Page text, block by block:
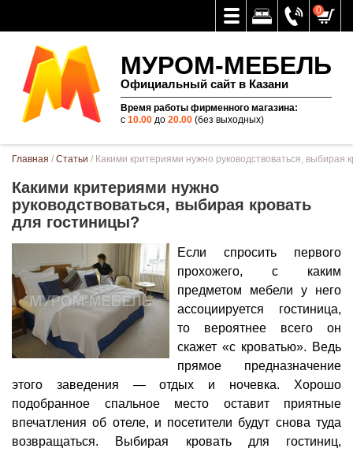
0
МУРОМ-МЕБЕЛЬ
Официальный сайт в Казани
Время работы фирменного магазина:
с 10.00до 20.00(без выходных)
Вы здесь
Главная / Статьи / Какими критериями нужно руководствоваться, выбирая
Какими критериями нужно
руководствоваться, выбирая кровать
для гостиницы?
Если спросить первого
прохожего, с каким
предметом мебели у него
ассоциируется гостиница,
то вероятнее всего он
скажет «с кроватью». Ведь
прямое предназначение
этого заведения — отдых и ночевка. Хорошо
подобранное спальное место оставит приятные
впечатления об отеле, и посетители будут снова туда
возвращаться. Выбирая кровать для гостиниц,